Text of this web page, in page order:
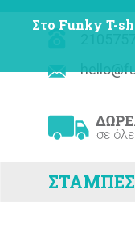
Στο Funky T-
ΣΤΑΜΠΕΣ